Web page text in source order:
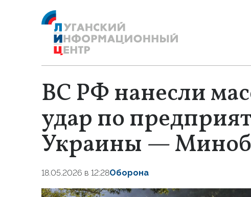
ВС РФ нанесли
удар по
Украины —
18.05.2026 в 12:28Оборона